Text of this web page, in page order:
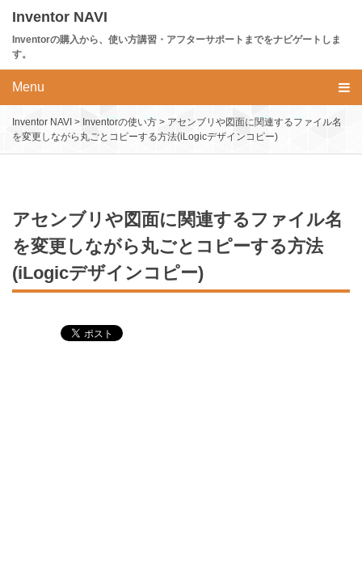
content
Inventor NAVI
Inventorの購入から、使い方講習・アフターサポートまでをナビゲートしま
す。
Menu
Inventor NAVI > Inventorの使い方 > アセンブリや図面に関連するファイル名
を変更しながら丸ごとコピーする方法(iLogicデザインコピー)
アセンブリや図面に関連するファイル名
を変更しながら丸ごとコピーする方法
(iLogicデザインコピー)